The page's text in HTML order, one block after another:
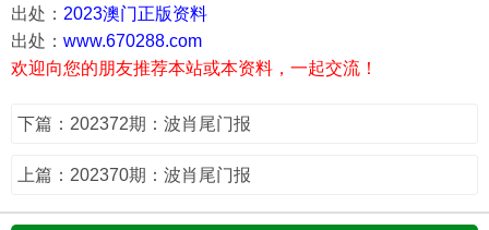
出处： 2023澳门正版资料
出处： www.670288.com
欢迎向您的朋友推荐本站或本资料，一起交流！
下篇：202372期：波肖尾门报
上篇：202370期：波肖尾门报